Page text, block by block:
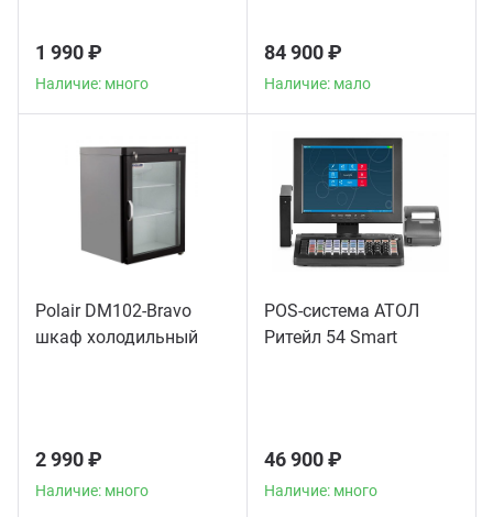
1 990 ₽
Наличие: много
84 900 ₽
Наличие: мало
Polair DM102-Bravo
шкаф холодильный
2 990 ₽
Наличие: много
POS-система АТОЛ
Ритейл 54 Smart
46 900 ₽
Наличие: много